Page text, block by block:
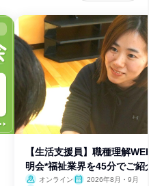
【生活支援員】職種理解
明会*福祉業界を45分でご紹
オンライン
2026年8月・9月